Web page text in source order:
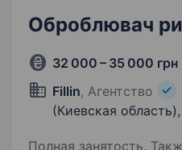
Оброблювач
32 000 – 35 000 грн
Fillin, Агентство
(Киевская
Полная занятость.